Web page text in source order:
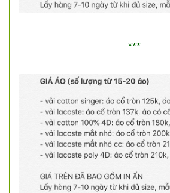
***